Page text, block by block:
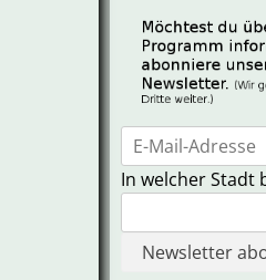
In welcher Stadt